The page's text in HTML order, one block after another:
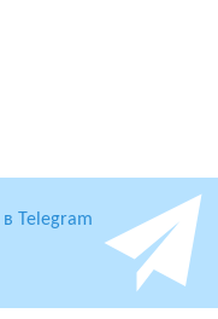
в Telegram